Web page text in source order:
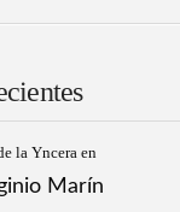
la Yncera en
Marín